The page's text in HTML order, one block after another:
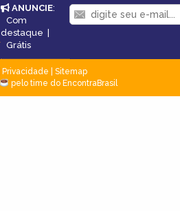
ANUNCIE:
Com
destaque |
Grátis
Privacidade
Sitemap
pelo time do EncontraBrasil